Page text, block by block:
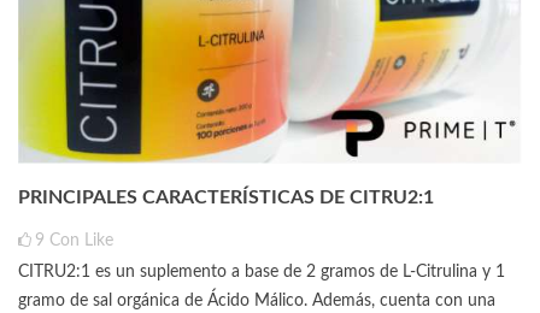
PRINCIPALES CARACTERÍSTICAS DE CITRU2:1
9 Con Like
CITRU2:1 es un suplemento a base de 2 gramos de L-Citrulina y 1
gramo de sal orgánica de Ácido Málico. Además, cuenta con una